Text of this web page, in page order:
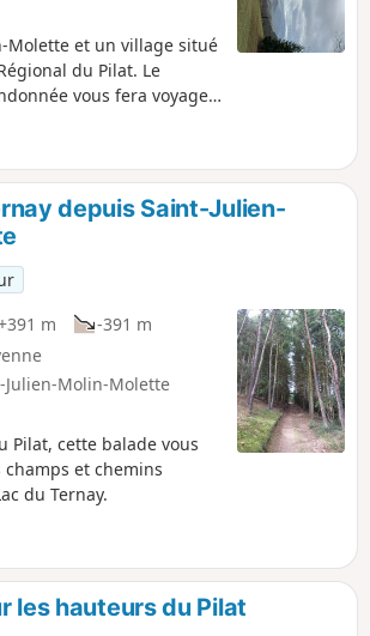
Molette et un village situé
du Pilat. Le
vous fera voyager
Flat, puis jusqu'à la Croix
située sur le chemin de
Le long du
endroits, si le temps le
jusqu'aux Alpes se
depuis Saint-Julien-
m
-391 m
Julien-Molin-Molette
Pilat, cette balade vous
et chemins
du Ternay.
les hauteurs du Pilat